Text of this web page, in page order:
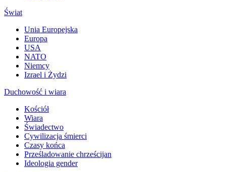
Świat
Unia Europejska
Europa
USA
NATO
Niemcy
Izrael i Żydzi
Duchowość i wiara
Kościół
Wiara
Świadectwo
Cywilizacja śmierci
Czasy końca
Prześladowanie chrześcijan
Ideologia gender